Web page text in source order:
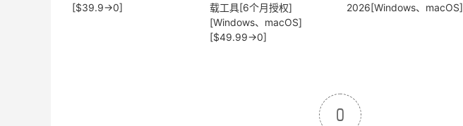
[$39.9→0]
载工具[6个月授权]
[Windows、macOS]
[$49.99→0]
2026[Windows、macOS]
0